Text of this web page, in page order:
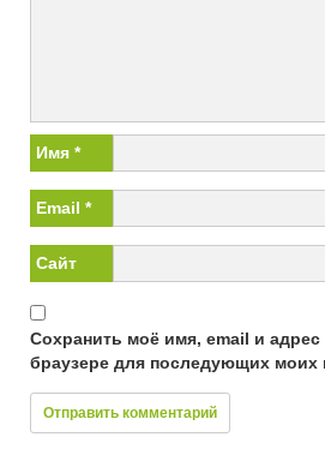
Имя *
Email *
Сайт
Сохранить моё имя, email и адрес
браузере для последующих моих